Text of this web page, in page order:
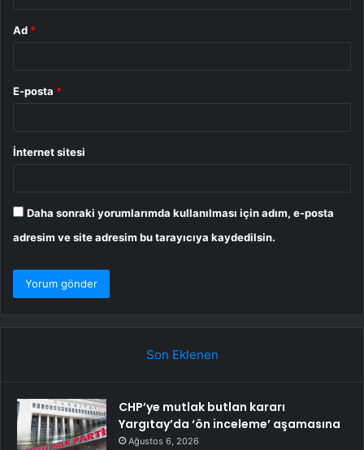
Ad *
E-posta *
İnternet sitesi
Daha sonraki yorumlarımda kullanılması için adım, e-posta
adresim ve site adresim bu tarayıcıya kaydedilsin.
Son Eklenen
CHP’ye mutlak butlan kararı
Yargıtay’da ‘ön inceleme’ aşamasına
Ağustos 6, 2026